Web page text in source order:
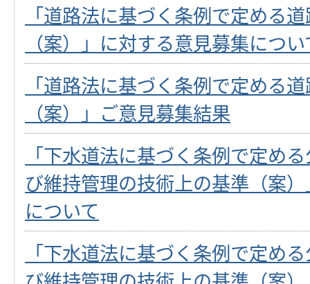
「道路法に基づく条例で定める
（案）」に対する意見募集につ
「道路法に基づく条例で定める
（案）」ご意見募集結果
「下水道法に基づく条例で定め
び維持管理の技術上の基準（案
について
「下水道法に基づく条例で定め